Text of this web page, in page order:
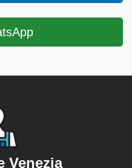
Venezia